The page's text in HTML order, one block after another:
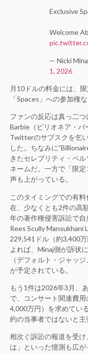
Exclusive
Welcome
— Nicki
1, 2026
月10ドルの料金には、
「Spaces」への参加権
ファンの反応は真っ二
Barbie（ビリオネア・
Twitterのサブスクを乞
した。ちなみに
きたセレブリティ・ペ
ネームだ。一方で「限
声も上がっている。
このタイミングでの有
在、少なくとも2件の高
年の著作権侵害訴訟で
Rees Scully Mansukhani
229,541ドル（約3,400
よれば、Minaj側が訴状
（デフォルト・ジャッ
が予定されている。
もう1件は2026年3月、
で、コンサート関連費
4,000万円）を求めてい
約の当事者ではないと主
相次ぐ訴訟の報道を受
は」といった憶測も広が